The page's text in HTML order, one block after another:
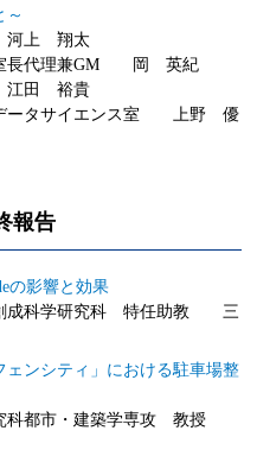
～
河上 翔太
長代理兼GM 岡 英紀
江田 裕貴
データサイエンス室 上野 優
報告
の影響と効果
創成科学研究科 特任助教 三
ンシティ」における駐車場整
究科都市・建築学専攻 教授